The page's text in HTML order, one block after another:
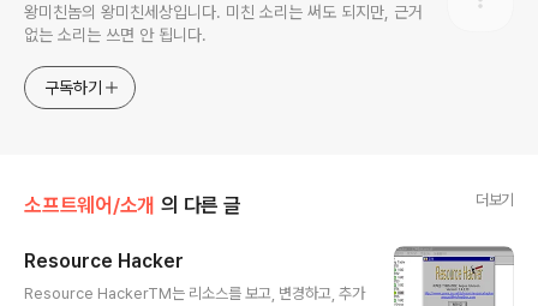
왕미친놈의 왕미친세상입니다. 미친 소리는 써도 되지만, 근거
없는 소리는 쓰면 안 됩니다.
구독하기
소프트웨어/소개 의 다른 글 더보기
Resource Hacker
Resource HackerTM는 리소스를 보고, 변경하고, 추가